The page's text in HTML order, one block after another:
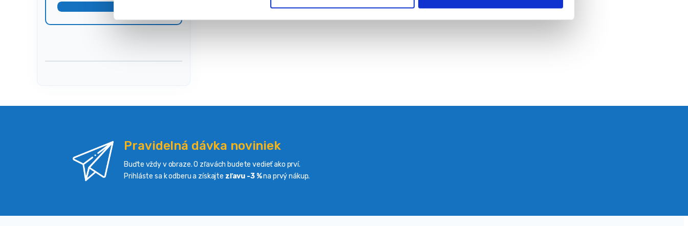
l
Pravidelná dávka noviniek
Buďte vždy v obraze. O zľavách budete vedieť ako prví.
Prihláste sa k odberu a získajte zľavu -3 %na prvý nákup.